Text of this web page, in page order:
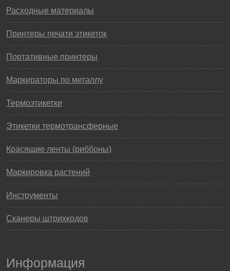
Расходные материалы
Принтеры печати этикеток
Портативные принтеры
Маркираторы по металлу
Термоэтикетки
Этикетки термотрансферные
Красящие ленты (риббоны)
Маркировка растений
Инструменты
Сканеры штрихкодов
Информация